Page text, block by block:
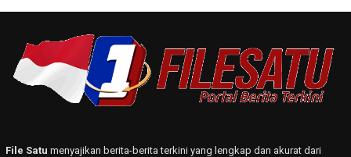
File Satu menyajikan berita-berita terkini yang lengkap dan akurat dari